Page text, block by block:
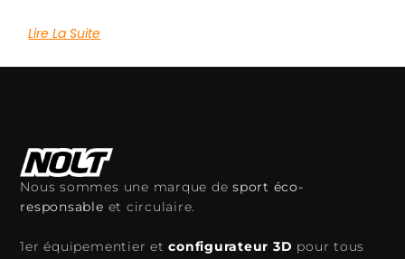
Lire La Suite
Nous sommes une marque desport éco-
responsable et circulaire.
1er équipementier etconfigurateur 3D pour tous